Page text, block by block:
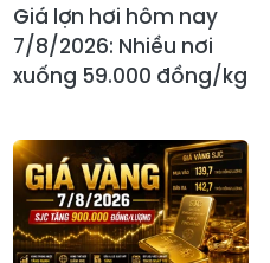
Giá lợn hơi hôm nay
7/8/2026: Nhiều nơi
xuống 59.000 đồng/kg